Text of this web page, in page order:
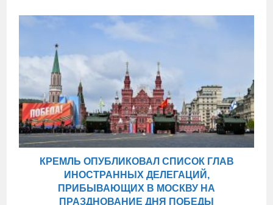
КРЕМЛЬ ОПУБЛИКОВАЛ СПИСОК ГЛАВ
ИНОСТРАННЫХ ДЕЛЕГАЦИЙ,
ПРИБЫВАЮЩИХ В МОСКВУ НА
ПРАЗДНОВАНИЕ ДНЯ ПОБЕДЫ